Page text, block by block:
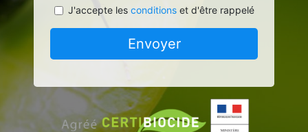
J'accepte les conditionset d'être rappelé
Envoyer